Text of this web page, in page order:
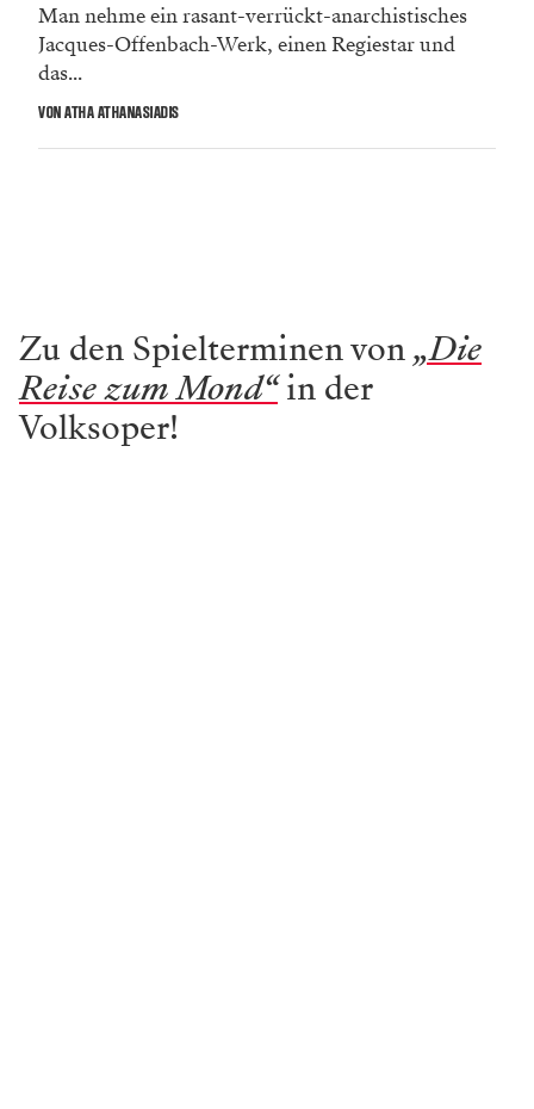
Man nehme ein rasant-verrückt-anarchistisches
Jacques-­Offenbach-Werk, einen Regiestar und
das...
VON ATHA ATHANASIADIS
Zu den Spielterminen von„Die
Reise zum Mond“in der
Volksoper!